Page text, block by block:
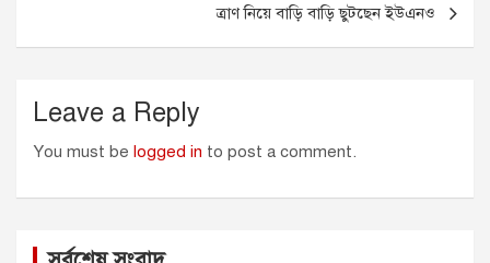
ত্রাণ নিয়ে বাড়ি বাড়ি ছুটছেন ইউএনও
Leave a Reply
You must be logged in to post a comment.